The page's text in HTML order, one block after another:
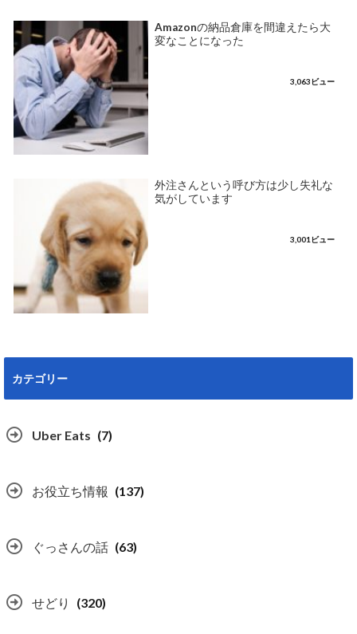
Amazonの納品倉庫を間違えたら大
変なことになった
3,063ビュー
外注さんという呼び方は少し失礼な
気がしています
3,001ビュー
カテゴリー
Uber Eats (7)
お役立ち情報 (137)
ぐっさんの話 (63)
せどり (320)